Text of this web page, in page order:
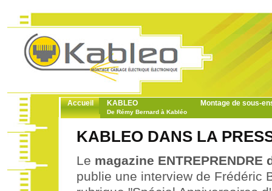
Accueil KABLEO
De Rémy Bernard à Kabléo
Montage de sous-
KABLEO DANS LA
Le magazine
publie une interview de Frédéric